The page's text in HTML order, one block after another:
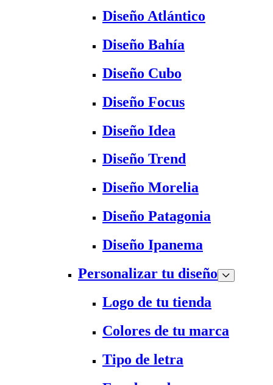
Diseño Atlántico
Diseño Bahía
Diseño Cubo
Diseño Focus
Diseño Idea
Diseño Trend
Diseño Morelia
Diseño Patagonia
Diseño Ipanema
Personalizar tu diseño
Logo de tu tienda
Colores de tu marca
Tipo de letra